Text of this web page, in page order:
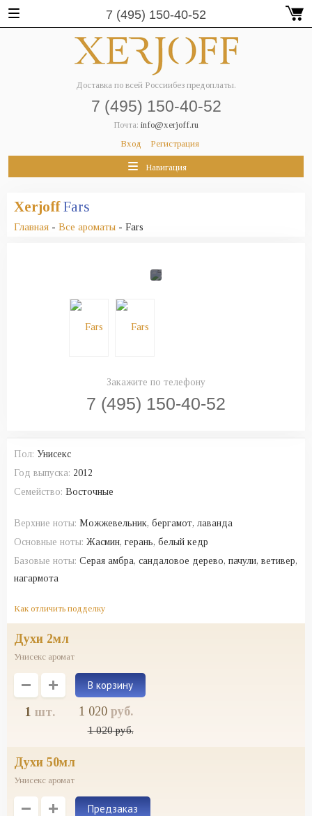
7 (495) 150-40-52
Доставка по всей Россиибез предоплаты.
7 (495) 150-40-52
Почта: info@xerjoff.ru
Вход
Регистрация
Навигация
XerjoffFars
Главная - Все ароматы - Fars
Закажите по телефону
7 (495) 150-40-52
Как отличить подделку
Пол: Унисекс
Год выпуска: 2012
Семейство: Восточные
Верхние ноты: Можжевельник, бергамот, лаванда
Основные ноты: Жасмин, герань, белый кедр
Базовые ноты: Серая амбра, сандаловое дерево, пачули, ветивер,
нагармота
духи 2мл
Унисекс аромат
1 шт. 1 020 руб.
1 020руб.
духи 50мл
Унисекс аромат
Предзаказ